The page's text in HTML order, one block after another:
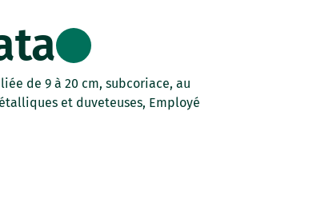
de 9 à 20 cm, subcoriace, au
et duveteuses, Employé